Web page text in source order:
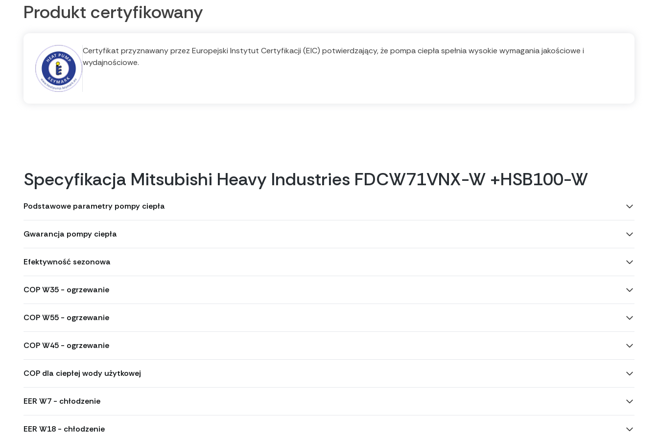
Produkt certyfikowany
Certyfikat przyznawany przez Europejski Instytut Certyfikacji (EIC) potwierdzający, że pompa ciepła spełnia wysokie wymagania jakościowe i
wydajnościowe.
Specyfikacja Mitsubishi Heavy Industries FDCW71VNX-W +HSB100-W
Podstawowe parametry pompy ciepła
Gwarancja pompy ciepła
Efektywność sezonowa
COP W35 - ogrzewanie
COP W55 - ogrzewanie
COP W45 - ogrzewanie
COP dla ciepłej wody użytkowej
EER W7 - chłodzenie
EER W18 - chłodzenie